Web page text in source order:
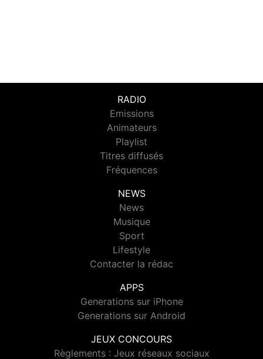
RADIO
Emissions
Animateurs
Playlist
Titres diffusés
Fréquences
NEWS
News
Musique
Sport
Lifestyle
Contacter la rédac
APPS
Generations sur iPhone
Generations sur Android
JEUX CONCOURS
Règlements : Jeux réseaux sociaux